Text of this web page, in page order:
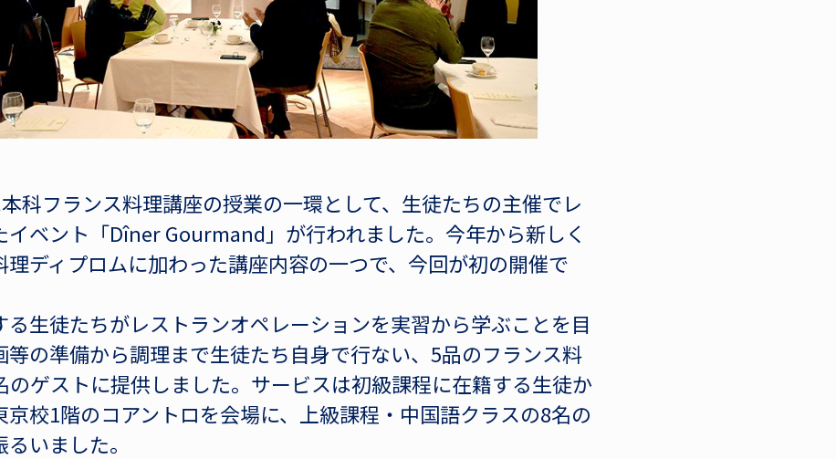
科フランス料理講座の授業の一環として、生徒たちの主催でレ
イベント「Dîner Gourmand」が行われました。今年から新しく
理ディプロムに加わった講座内容の一つで、今回が初の開催で
る生徒たちがレストランオペレーションを実習から学ぶことを目
等の準備から調理まで生徒たち自身で行ない、5品のフランス料
のゲストに提供しました。サービスは初級課程に在籍する生徒か
京校1階のコアントロを会場に、上級課程・中国語クラスの8名の
いました。